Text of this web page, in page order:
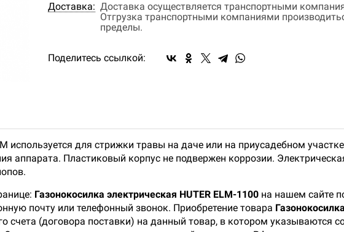
Доставка: Доставка осуществляется транспортными
Отгрузка транспортными компаниями
пределы.
Поделитесь ссылкой:
используется для стрижки травы на даче или на приусадебном
аппарата. Пластиковый корпус не подвержен коррозии.
Газонокосилка электрическая HUTER ELM-1100 на нашем сайте
почту или телефонный звонок. Приобретение товара
счета (договора поставки) на данный товар, в котором указываются